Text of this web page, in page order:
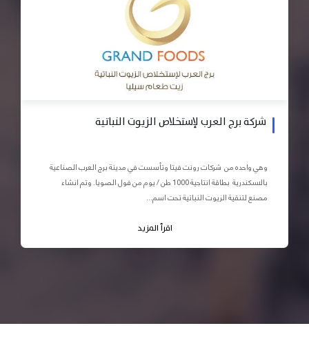
شركة برج العرب لإستخلاص الزيوت النباتية
وهي واحده من شركات رونت فيتا وتأسست في مدينة برج العرب الصناعية
بالاسكندرية بطاقة انتاجية 1000 طن / يوم من فول الصويا. وتم انشاء
مصنع لتنقية الزيوت النباتية تحت اسم...
اقرأ المزيد